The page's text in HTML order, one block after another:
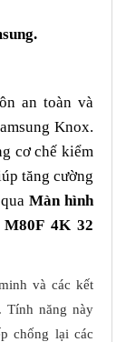
an toàn và
Knox.
cơ chế kiểm
tăng cường
Màn hình
4K 32
và các kết
Tính năng này
chống lại các